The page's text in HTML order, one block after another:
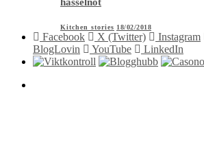
Kitchen stories 18/02/2018
Facebook X (Twitter) Instagram
BlogLovin
YouTube LinkedIn